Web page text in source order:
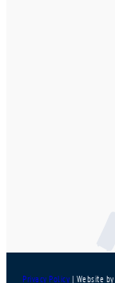
Privacy Policy | Website by